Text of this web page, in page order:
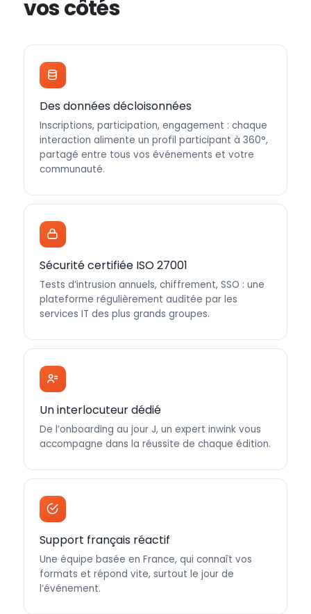
vos côtés
Des données décloisonnées
Inscriptions, participation, engagement : chaque
interaction alimente un profil participant à 360°,
partagé entre tous vos événements et votre
communauté.
Sécurité certifiée ISO 27001
Tests d’intrusion annuels, chiffrement, SSO : une
plateforme régulièrement auditée par les
services IT des plus grands groupes.
Un interlocuteur dédié
De l’onboarding au jour J, un expert inwink vous
accompagne dans la réussite de chaque édition.
Support français réactif
Une équipe basée en France, qui connaît vos
formats et répond vite, surtout le jour de
l’événement.